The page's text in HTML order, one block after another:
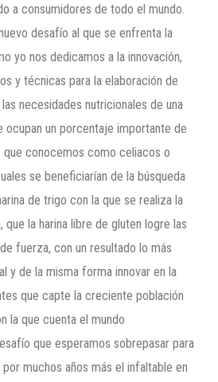
a consumidores de todo el mundo.
desafío al que se enfrenta la
yo nos dedicamos a la innovación,
y técnicas para la elaboración de
necesidades nutricionales de una
ocupan un porcentaje importante de
que conocemos como celiacos o
se beneficiarían de la búsqueda
de trigo con la que se realiza la
que la harina libre de gluten logre las
fuerza, con un resultado lo más
y de la misma forma innovar en la
que capte la creciente población
la que cuenta el mundo
que esperamos sobrepasar para
muchos años más el infaltable en